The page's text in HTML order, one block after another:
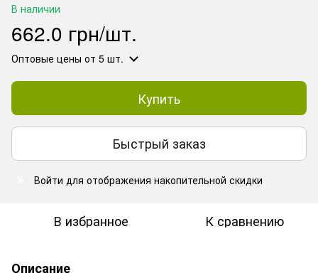
В наличии
662.0 грн/шт.
Оптовые цены от 5 шт.
Купить
Быстрый заказ
Войти для отображения накопительной скидки
В избранное К сравнению
Описание